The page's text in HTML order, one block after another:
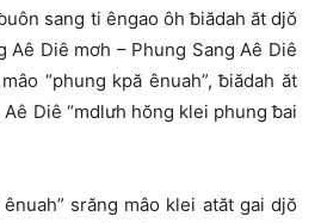
sang ti êngao ôh ƀiădah ăt djŏ
Aê Diê mơh – Phung Sang Aê Diê
“phung kpă ênuah”, ƀiădah ăt
Diê “mdlưh hŏng klei phung ƀai
srăng mâo klei atăt gai djŏ